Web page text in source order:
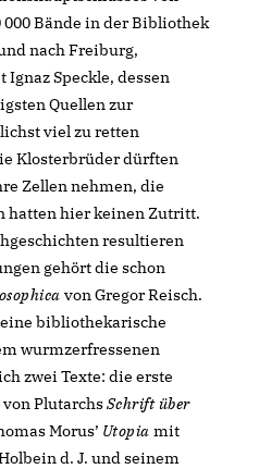
000 Bände in der Bibliothek
nach Freiburg,
Speckle, dessen
Quellen zur
viel zu retten
Klosterbrüder dürften
Zellen nehmen, die
hatten hier keinen Zutritt.
resultieren
gehört die schon
von Gregor Reisch.
bibliothekarische
wurmzerfressenen
zwei Texte: die erste
PlutarchsSchrift über
Morus’ Utopia mit
d. J. und seinem